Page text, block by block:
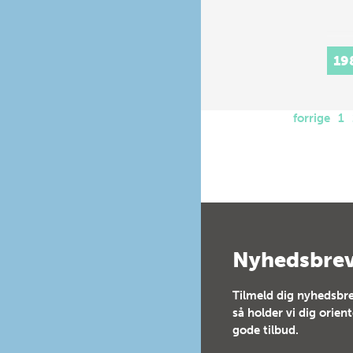
forrige 1
Tilmeld dig
så holder vi dig
gode tilbud.